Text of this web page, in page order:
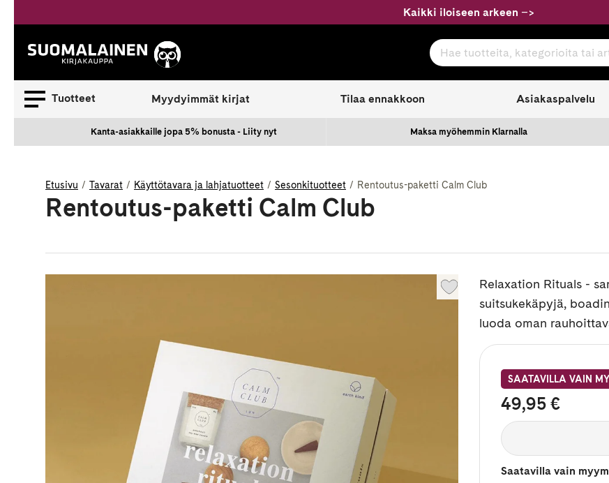
sisältöön
Kaikki iloiseen arkeen –>
Suomalainen.com Hae tuotteita, kategorioita tai
Tuotteet Myydyimmät kirjat Tilaa ennakkoon Asiakaspalvelu
Kanta-asiakkaille jopa 5% bonusta - Liity nyt Maksa myöhemmin Klarnalla
Etusivu Tavarat Käyttötavara ja lahjatuotteet Sesonkituotteet Rentoutus-paketti Calm Club
Rentoutus-paketti Calm Club
Relaxation Rituals -
suitsukekäpyjä,
luoda oman
SAATAVILLA VAIN
49,95 €
Saatavilla vain